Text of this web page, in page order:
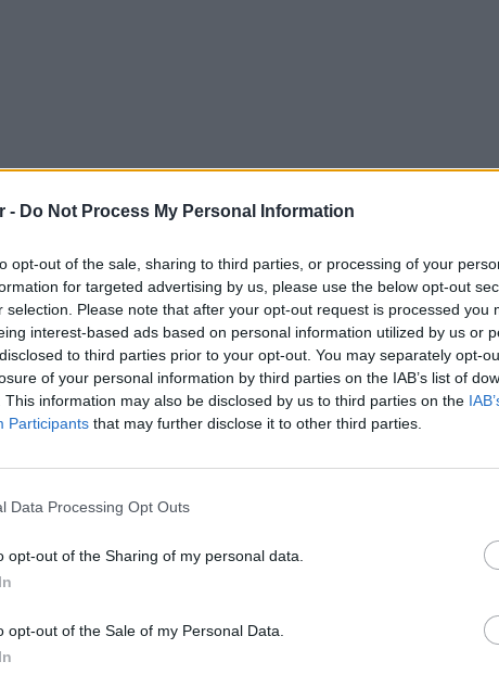
- Do Not Process My Personal Information
opt-out of the sale, sharing to third parties, or processing of your
for targeted advertising by us, please use the below opt-out
selection. Please note that after your opt-out request is processed you
interest-based ads based on personal information utilized by us or
to third parties prior to your opt-out. You may separately opt-
of your personal information by third parties on the IAB’s list of
This information may also be disclosed by us to third parties on the
Participants that may further disclose it to other third parties.
Data Processing Opt Outs
opt-out of the Sharing of my personal data.
opt-out of the Sale of my Personal Data.
ΔΙΑΦΗΜΙΣΗ
στοGoogle Newsκαι μάθετε πρώτοι